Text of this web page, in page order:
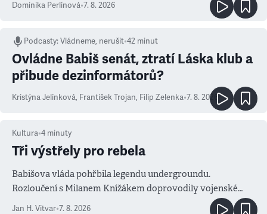
Dominika Perlínová•7. 8. 2026
Podcasty:Vládneme, nerušit•42 minut
Ovládne Babiš senát, ztratí Láska klub a
přibude dezinformátorů?
Kristýna Jelínková, František Trojan, Filip Zelenka•7. 8. 2026
Kultura•4 minuty
Tři výstřely pro rebela
Babišova vláda pohřbila legendu undergroundu.
Rozloučení s Milanem Knížákem doprovodily vojenské
salvy i kritika pokrokářů
Jan H. Vitvar•7. 8. 2026